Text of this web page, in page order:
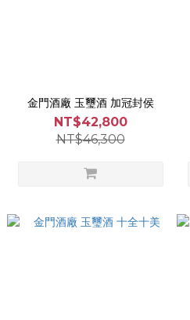
金門酒廠 玉璽酒 加冠封侯
NT$42,800
NT$46,300